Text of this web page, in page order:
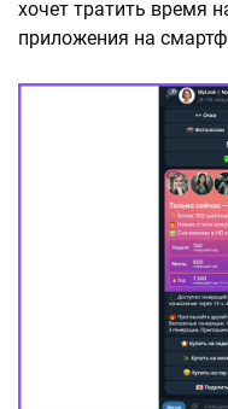
хочет тратить время
приложения на